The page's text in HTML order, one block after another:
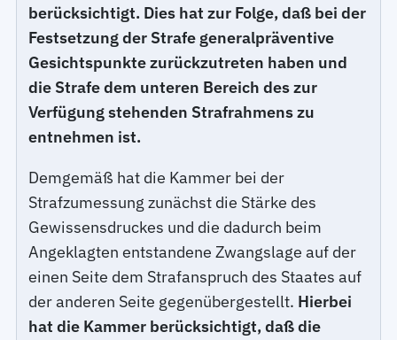
berücksichtigt. Dies hat zur Folge, daß bei der
Festsetzung der Strafe generalpräventive
Gesichtspunkte zurückzutreten haben und
die Strafe dem unteren Bereich des zur
Verfügung stehenden Strafrahmens zu
entnehmen ist.
Demgemäß hat die Kammer bei der
Strafzumessung zunächst die Stärke des
Gewissensdruckes und die dadurch beim
Angeklagten entstandene Zwangslage auf der
einen Seite dem Strafanspruch des Staates auf
der anderen Seite gegenübergestellt. Hierbei
hat die Kammer berücksichtigt, daß die